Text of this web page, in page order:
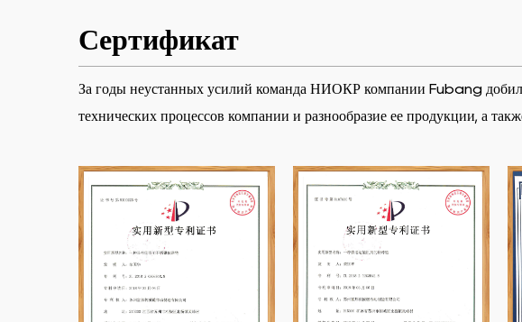
Сертификат
За годы неустанных усилий команда НИОКР компании Fubang
технических процессов компании и разнообразие ее продукции, а